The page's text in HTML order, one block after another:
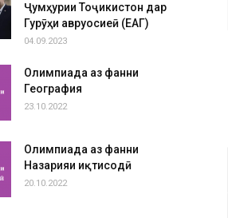
Ҷумҳурии Тоҷикистон дар
Гурӯҳи авруосиеӣ (ЕАГ)
04.09.2023
Олимпиада аз фанни
География
23.10.2022
Олимпиада аз фанни
Назарияи иқтисодӣ
20.10.2022